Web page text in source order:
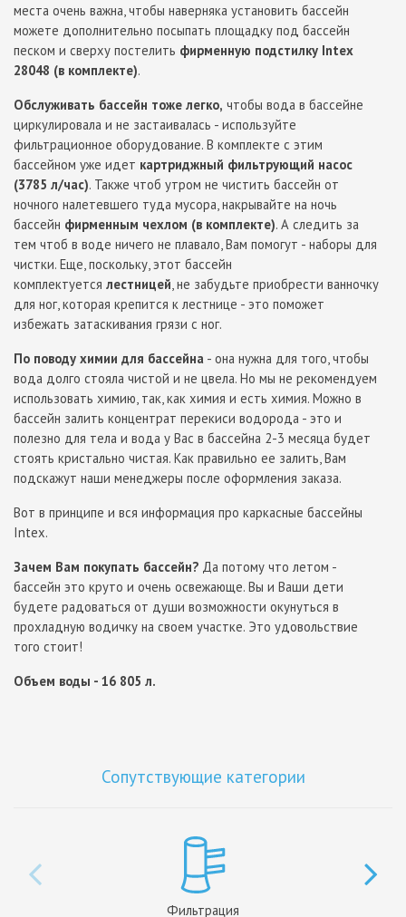
места очень важна, чтобы наверняка установить бассейн
можете дополнительно посыпать площадку под бассейн
песком и сверху постелить фирменную подстилку Intex
28048 (в комплекте).
Обслуживать бассейн тоже легко, чтобы вода в бассейне
циркулировала и не застаивалась - используйте
фильтрационное оборудование. В комплекте с этим
бассейном уже идет картриджный фильтрующий насос
(3785 л/час). Также чтоб утром не чистить бассейн от
ночного налетевшего туда мусора, накрывайте на ночь
бассейн фирменным чехлом (в комплекте). А следить за
тем чтоб в воде ничего не плавало, Вам помогут - наборы для
чистки. Еще, поскольку, этот бассейн
комплектуется лестницей, не забудьте приобрести ванночку
для ног, которая крепится к лестнице - это поможет
избежать затаскивания грязи с ног.
По поводу химии для бассейна - она нужна для того, чтобы
вода долго стояла чистой и не цвела. Но мы не рекомендуем
использовать химию, так, как химия и есть химия. Можно в
бассейн залить концентрат перекиси водорода - это и
полезно для тела и вода у Вас в бассейна 2-3 месяца будет
стоять кристально чистая. Как правильно ее залить, Вам
подскажут наши менеджеры после оформления заказа.
Вот в принципе и вся информация про каркасные бассейны
Intex.
Зачем Вам покупать бассейн? Да потому что летом -
бассейн это круто и очень освежающе. Вы и Ваши дети
будете радоваться от души возможности окунуться в
прохладную водичку на своем участке. Это удовольствие
того стоит!
Объем воды - 16 805 л.
Сопутствующие категории
Фильтрация